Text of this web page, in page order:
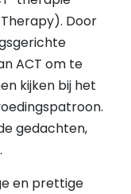
Door
ACT om te
kijken bij het
gedachten,
en prettige